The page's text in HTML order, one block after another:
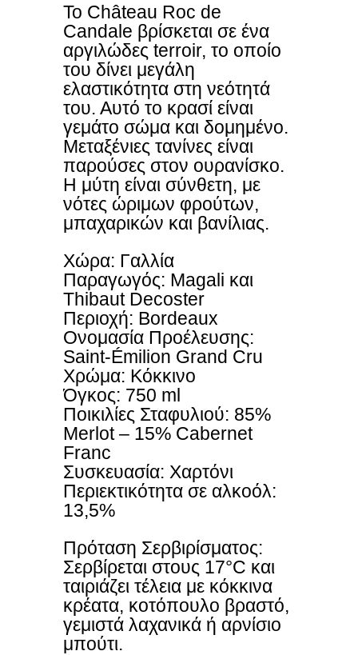
Το Château Roc de
Candale βρίσκεται σε ένα
αργιλώδες terroir, το οποίο
του δίνει μεγάλη
ελαστικότητα στη νεότητά
του. Αυτό το κρασί είναι
γεμάτο σώμα και δομημένο.
Μεταξένιες τανίνες είναι
παρούσες στον ουρανίσκο.
Η μύτη είναι σύνθετη, με
νότες ώριμων φρούτων,
μπαχαρικών και βανίλιας.
Χώρα: Γαλλία
Παραγωγός: Magali και
Thibaut Decoster
Περιοχή: Bordeaux
Ονομασία Προέλευσης:
Saint-Émilion Grand Cru
Χρώμα: Κόκκινο
Όγκος: 750 ml
Ποικιλίες Σταφυλιού: 85%
Merlot – 15% Cabernet
Franc
Συσκευασία: Χαρτόνι
Περιεκτικότητα σε αλκοόλ:
13,5%
Πρόταση Σερβιρίσματος:
Σερβίρεται στους 17°C και
ταιριάζει τέλεια με κόκκινα
κρέατα, κοτόπουλο βραστό,
γεμιστά λαχανικά ή αρνίσιο
μπούτι.